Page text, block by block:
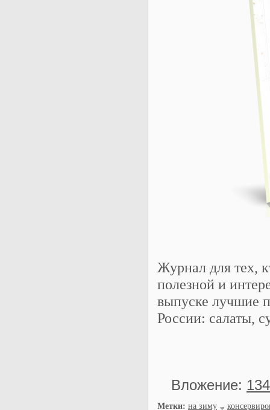
Журнал для тех,
полезной и
выпуске лучшие
России: салаты,
Вложение:
Метки: на зиму